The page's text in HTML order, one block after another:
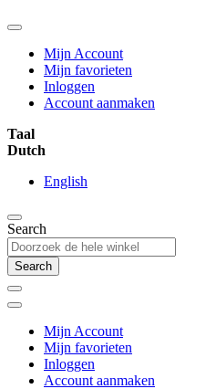
Mijn Account
Mijn favorieten
Inloggen
Account aanmaken
Taal
Dutch
English
Search
Search
Mijn Account
Mijn favorieten
Inloggen
Account aanmaken